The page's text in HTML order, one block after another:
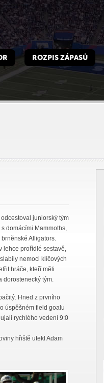
ROZPIS ZÁPASŮ
juniorský tým
domácími Mammoths,
Alligators.
lehce prořídlé sestavě,
nemoci klíčových
hráče, kteří měli
dorostenecký tým.
Hned z prvního
úspěšném field goalu
rychlého vedení 9:0
hřiště utekl Adam